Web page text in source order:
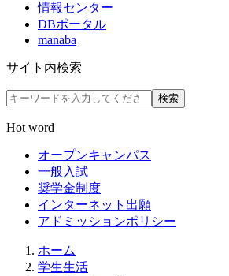
情報センター
DBポータル
manaba
サイト内検索
検索
Hot word
オープンキャンパス
一般入試
奨学金制度
インターネット出願
アドミッションポリシー
ホーム
学生生活